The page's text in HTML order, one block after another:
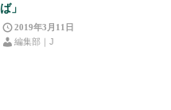
ば」
2019年3月11日
編集部｜J